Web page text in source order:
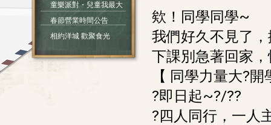
童樂派對・兒童我最大
春節營業時間公告
相約洋城 歡聚食光
欸！同學同學~
我們好久不見了
下課別急著回家
【 同學力量大?
?即日起~?/??
?四人同行，一人